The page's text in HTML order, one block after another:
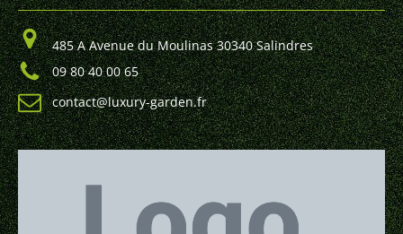
485 A Avenue du Moulinas 30340 Salindres
09 80 40 00 65
contact@luxury-garden.fr